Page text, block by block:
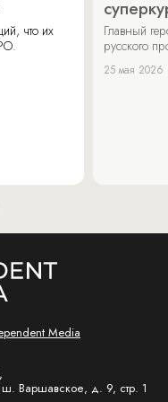
что их
Главный
русского
25 мая 2026
Media
ш. Варшавское, д. 9, стр. 1